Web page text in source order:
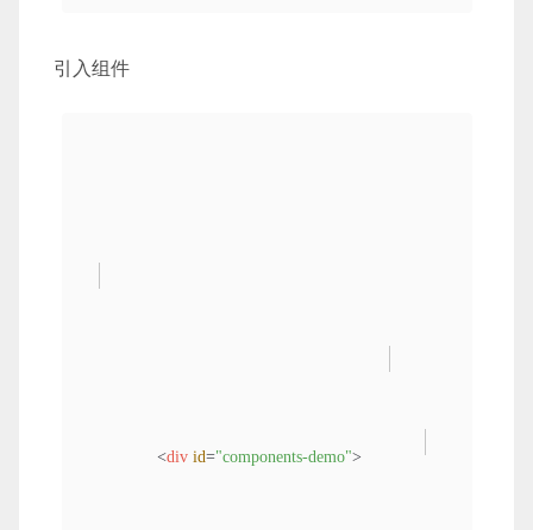
引入组件
<div id="components-demo">